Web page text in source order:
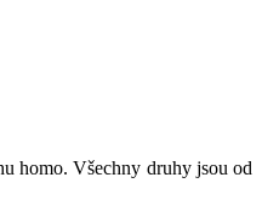
homo. Všechny druhy jsou od